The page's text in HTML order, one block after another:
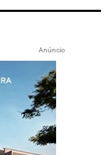
Anúncio